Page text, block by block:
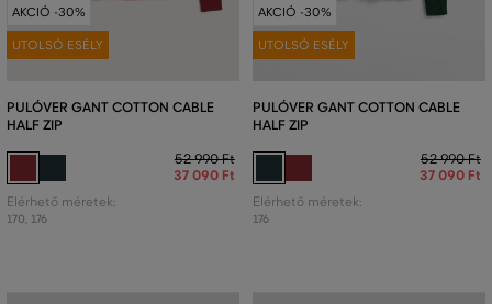
AKCIÓ -30%
UTOLSÓ ESÉLY
PULÓVER GANT COTTON CABLE
HALF ZIP
52 990 Ft
37 090 Ft
Elérhető méretek:
170, 176
AKCIÓ -30%
UTOLSÓ ESÉLY
PULÓVER GANT COTTON CABLE
HALF ZIP
52 990 Ft
37 090 Ft
Elérhető méretek:
176